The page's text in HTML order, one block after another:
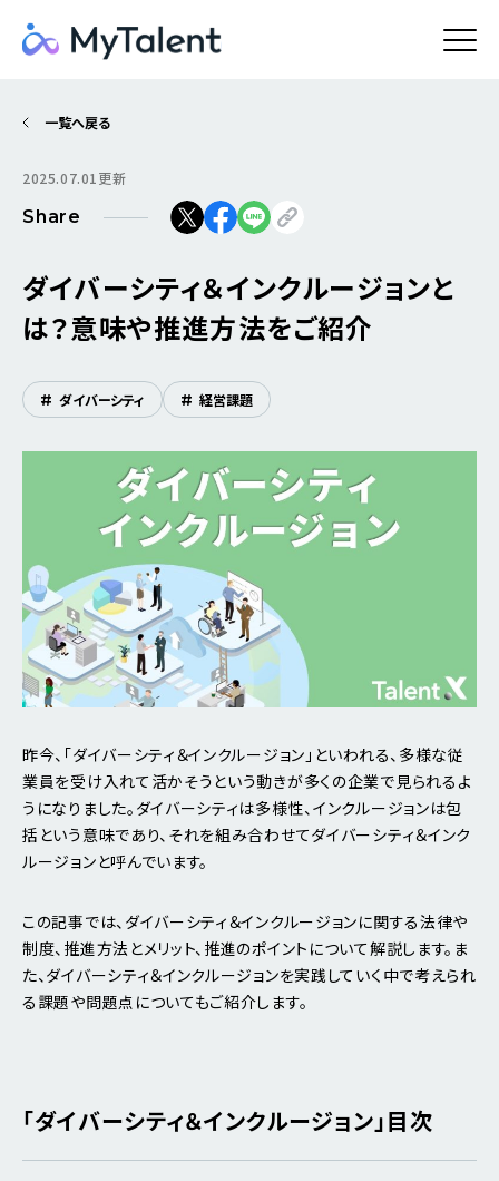
一覧へ戻る
2025.07.01更新
Share
ダイバーシティ＆インクルージョンと
は？意味や推進方法をご紹介
# ダイバーシティ # 経営課題
昨今、「ダイバーシティ＆インクルージョン」といわれる、多様な従
業員を受け入れて活かそうという動きが多くの企業で見られるよ
うになりました。ダイバーシティは多様性、インクルージョンは包
括という意味であり、それを組み合わせてダイバーシティ＆インク
ルージョンと呼んでいます。
この記事では、ダイバーシティ＆インクルージョンに関する法律や
制度、推進方法とメリット、推進のポイントについて解説します。ま
た、ダイバーシティ＆インクルージョンを実践していく中で考えられ
る課題や問題点についてもご紹介します。
「ダイバーシティ＆インクルージョン」目次